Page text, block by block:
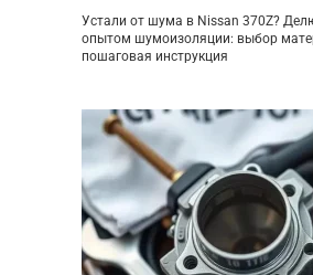
Устали от шума в Nissan 370Z?
опытом шумоизоляции: выбор
пошаговая инструкция